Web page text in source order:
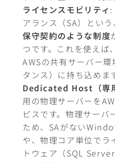
ライセンスモビリティ :
アランス（SA）とい
保守契約のような制度
つです。これを使えば
AWSの共有サーバー
タンス）に持ち込めま
Dedicated Host（専
用の物理サーバーを
ビスです。物理サーバ
ため、SAがない
や、物理コア単位でラ
トウェア（SQL